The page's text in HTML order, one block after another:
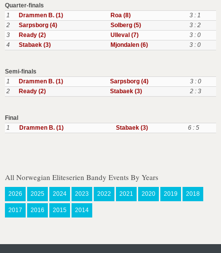
Quarter-finals
1
Drammen B. (1) Roa (8)
3 : 1
2
Sarpsborg (4) Solberg (5)
3 : 2
3
Ready (2) Ulleval (7)
3 : 0
4
Stabaek (3) Mjondalen (6) 3 : 0
Semi-finals
1
Drammen B. (1) Sarpsborg (4)
3 : 0
2
Ready (2) Stabaek (3) 2 : 3
Final
1
Drammen B. (1) Stabaek (3) 6 : 5
All Norwegian Eliteserien Bandy Events By Years
2026 2025 2024 2023 2022 2021 2020 2019 2018
2017 2016 2015 2014